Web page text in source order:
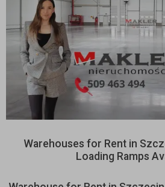
Warehouses for Rent in
Loading Ramps